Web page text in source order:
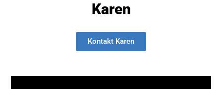
Karen
Kontakt Karen